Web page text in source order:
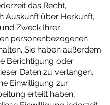
das Recht,
Auskunft über Herkunft,
Zweck Ihrer
personenbezogenen
Sie haben außerdem
Berichtigung oder
Daten zu verlangen.
Einwilligung zur
erteilt haben,